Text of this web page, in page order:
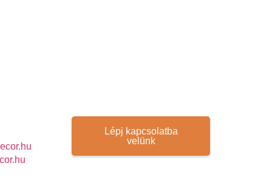
Lépj kapcsolatba
velünk